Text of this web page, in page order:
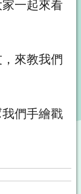
一起來看
來教我們
們手繪戳